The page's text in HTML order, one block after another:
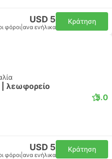
USD 5
φόροι ανα ενήλικα
Κράτηση
| λεωφορείο
5.0
USD 5
φόροι ανα ενήλικα
Κράτηση